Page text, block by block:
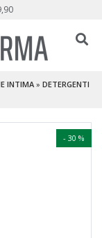
INTIMA» DETERGENTI
- 30 %